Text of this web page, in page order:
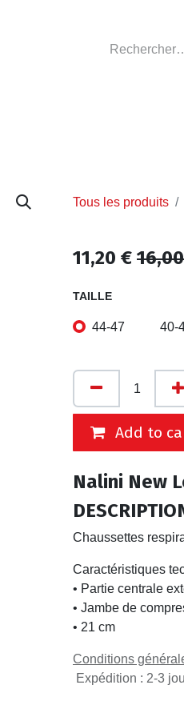
Tous les produits
11,20 € 16,00
TAILLE
44-47 40-
Add to
Nalini New
Chaussettes
Caractéristiques
• Partie centrale
• Jambe de
• 21 cm
Conditions
Expédition : 2-3